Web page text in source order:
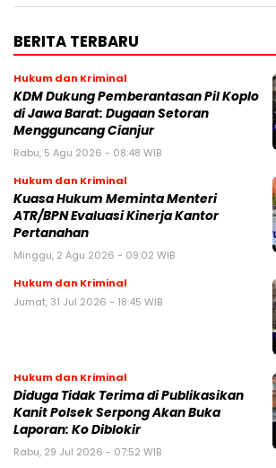
BERITA TERBARU
Hukum dan Kriminal
KDM Dukung Pemberantasan Pil Koplo
di Jawa Barat: Dugaan Setoran
Mengguncang Cianjur
Rabu, 5 Agu 2026 - 08:48 WIB
Hukum dan Kriminal
Kuasa Hukum Meminta Menteri
ATR/BPN Evaluasi Kinerja Kantor
Pertanahan
Minggu, 2 Agu 2026 - 09:02 WIB
Hukum dan Kriminal
Jumat, 31 Jul 2026 - 18:45 WIB
Hukum dan Kriminal
Diduga Tidak Terima di Publikasikan
Kanit Polsek Serpong Akan Buka
Laporan: Ko Diblokir
Rabu, 29 Jul 2026 - 07:52 WIB